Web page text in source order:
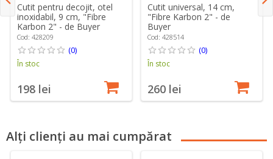
Cutit pentru decojit, otel
inoxidabil, 9 cm, "Fibre
Karbon 2" - de Buyer
Cod: 428209
(0)
În stoc
198 lei
Cutit universal, 14 cm,
"Fibre Karbon 2" - de
Buyer
Cod: 428514
(0)
În stoc
260 lei
Alți clienți au mai cumpărat